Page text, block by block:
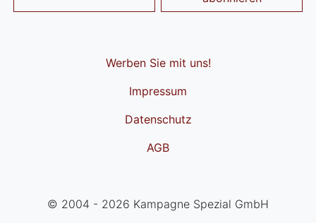
Werben Sie mit uns!
Impressum
Datenschutz
AGB
© 2004 - 2026 Kampagne Spezial GmbH